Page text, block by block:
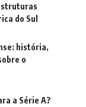
do Sul
história,
o
a Série A?